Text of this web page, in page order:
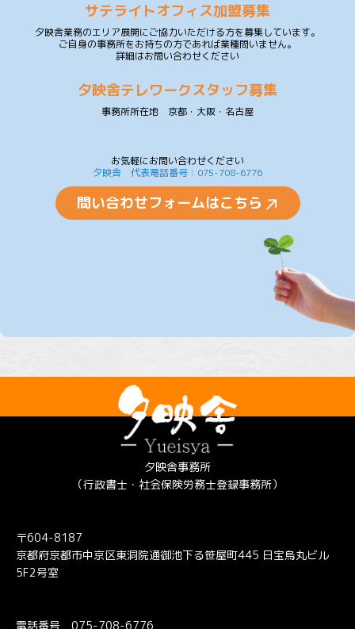
サテライトオフィス加盟募集
夕映舎業務のエリア展開にご協力いただける方を募集しています。
ご自身の事務所をお持ちの方であれば業種問いません。
詳細はお問い合わせください
夕映舎テレワークスタッフ募集
事務所所在地 京都・大阪・名古屋
お気軽にお問い合わせください
夕映舎 代表電話番号：075-708-6776
問い合わせフォームはこちら
夕映舎事務所
（行政書士・社会保険労務士登録事務所）
〒604-8187
京都府京都市中京区東洞院通御池下る笹屋町445 日宝烏丸ビル
5F2号室
電話番号 075-708-6776